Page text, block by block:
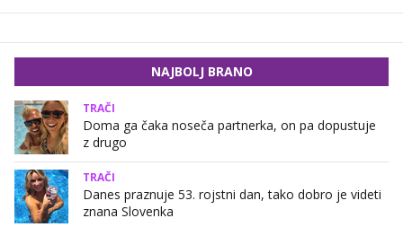
NAJBOLJ BRANO
TRAČI
Doma ga čaka noseča partnerka, on pa dopustuje
z drugo
TRAČI
Danes praznuje 53. rojstni dan, tako dobro je videti
znana Slovenka